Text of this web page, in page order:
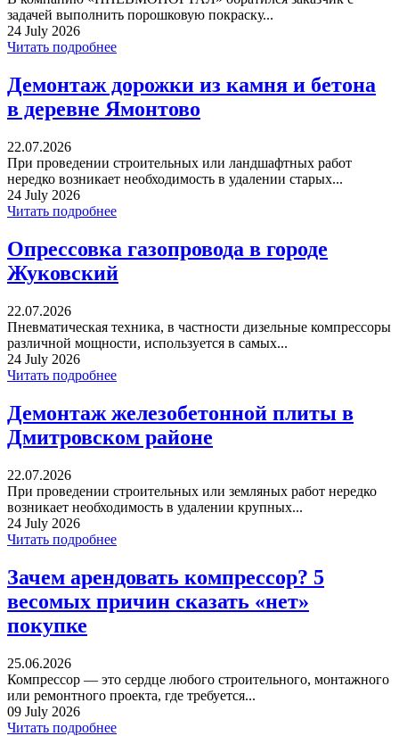
задачей выполнить порошковую покраску...
24 July 2026
Читать подробнее
Демонтаж дорожки из камня и бетона
в деревне Ямонтово
22.07.2026
При проведении строительных или ландшафтных работ
нередко возникает необходимость в удалении старых...
24 July 2026
Читать подробнее
Опрессовка газопровода в городе
Жуковский
22.07.2026
Пневматическая техника, в частности дизельные компрессоры
различной мощности, используется в самых...
24 July 2026
Читать подробнее
Демонтаж железобетонной плиты в
Дмитровском районе
22.07.2026
При проведении строительных или земляных работ нередко
возникает необходимость в удалении крупных...
24 July 2026
Читать подробнее
Зачем арендовать компрессор? 5
весомых причин сказать «нет»
покупке
25.06.2026
Компрессор — это сердце любого строительного, монтажного
или ремонтного проекта, где требуется...
09 July 2026
Читать подробнее